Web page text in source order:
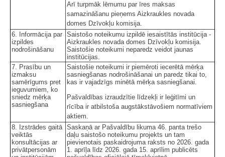
Arī turpmāk lēmumu par īres maksas
samazināšanu pieņems Aizkraukles novada
domes Dzīvokļu komisija.
6. Informācija par
izpildes
nodrošināšanu
Saistošo noteikumu izpildē iesaistītās institūcija -
Aizkraukles novada domes Dzīvokļu komisija.
Saistošie noteikumi neparedz veidot jaunas
institūcijas.
7. Prasību un
izmaksu
samērīgums pret
ieguvumiem, ko
sniedz mērķa
sasniegšana
Saistošie noteikumi ir piemēroti iecerētā mērķa
sasniegšanas nodrošināšanai un paredz tikai to,
kas ir vajadzīgs minētā mērķa sasniegšanai.
Pašvaldības izraudzītie līdzekļi ir leģitīmi un
rīcība ir atbilstoša augstākstāvošiem normatīviem
aktiem.
8. Izstrādes gaitā
veiktās
konsultācijas ar
privātpersonām
Saskaņā ar Pašvaldību likuma 46. panta trešo
daļu saistošo noteikumu projekts un tam
pievienotais paskaidrojuma raksts no 2026. gada
1. aprīļa līdz 2026. gada 15. aprīlim publicēts